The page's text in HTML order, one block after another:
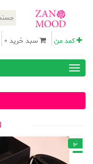
کمد من سبد خرید 0
نو